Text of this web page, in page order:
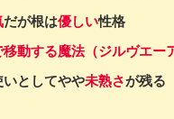
だが根は優しい性格
動する魔法（ジルヴエー
いとしてやや未熟さが残る